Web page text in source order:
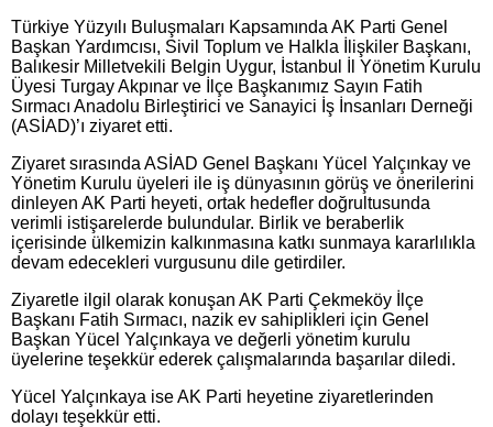
Türkiye Yüzyılı Buluşmaları Kapsamında AK Parti Genel
Başkan Yardımcısı, Sivil Toplum ve Halkla İlişkiler Başkanı,
Balıkesir Milletvekili Belgin Uygur, İstanbul İl Yönetim Kurulu
Üyesi Turgay Akpınar ve İlçe Başkanımız Sayın Fatih
Sırmacı Anadolu Birleştirici ve Sanayici İş İnsanları Derneği
(ASİAD)’ı ziyaret etti.
Ziyaret sırasında ASİAD Genel Başkanı Yücel Yalçınkay ve
Yönetim Kurulu üyeleri ile iş dünyasının görüş ve önerilerini
dinleyen AK Parti heyeti, ortak hedefler doğrultusunda
verimli istişarelerde bulundular. Birlik ve beraberlik
içerisinde ülkemizin kalkınmasına katkı sunmaya kararlılıkla
devam edecekleri vurgusunu dile getirdiler.
Ziyaretle ilgil olarak konuşan AK Parti Çekmeköy İlçe
Başkanı Fatih Sırmacı, nazik ev sahiplikleri için Genel
Başkan Yücel Yalçınkaya ve değerli yönetim kurulu
üyelerine teşekkür ederek çalışmalarında başarılar diledi.
Yücel Yalçınkaya ise AK Parti heyetine ziyaretlerinden
dolayı teşekkür etti.